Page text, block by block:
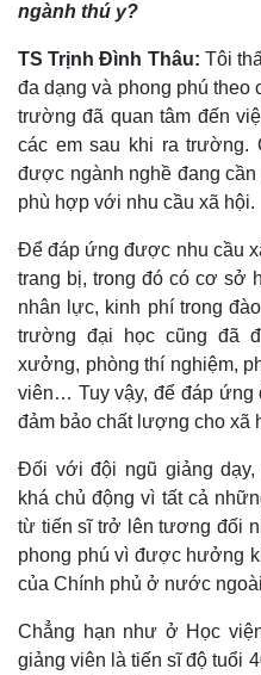
ngành thú y?
TS Trịnh Đình Thâu: Tôi
đa dạng và phong phú theo
trường đã quan tâm đến
các em sau khi ra trường.
được ngành nghề đang
phù hợp với nhu cầu xã hội.
Để đáp ứng được nhu cầu
trang bị, trong đó có cơ sở
nhân lực, kinh phí trong
trường đại học cũng đã
xưởng, phòng thí nghiệm,
viên… Tuy vậy, để đáp
đảm bảo chất lượng cho xã
Đối với đội ngũ giảng
khá chủ động vì tất cả
từ tiến sĩ trở lên tương đối
phong phú vì được hưởng
của Chính phủ ở nước
Chẳng hạn như ở Học
giảng viên là tiến sĩ độ tuổi